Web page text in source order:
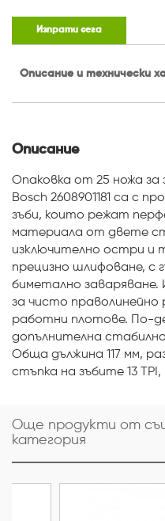
Изпрати сега
Описание и технически
Описание
Опаковка от 25 ножа за
Bosch 2608901181 са с
зъби, които режат
материала от двете
изключително остри и
прецизно шлифоване, с
биметално
за чисто праволинейно
работни плотове. По-
допълнителна
Обща дължина 117 мм,
стъпка на зъбите 13
Още продукти от
категория